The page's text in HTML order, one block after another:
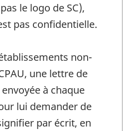
le logo de SC),
pas confidentielle.
non-
une lettre de
à chaque
lui demander de
par écrit, en